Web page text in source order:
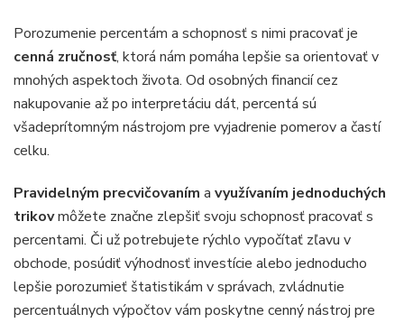
Porozumenie percentám a schopnosť s nimi pracovať je
cenná zručnosť, ktorá nám pomáha lepšie sa orientovať v
mnohých aspektoch života. Od osobných financií cez
nakupovanie až po interpretáciu dát, percentá sú
všadeprítomným nástrojom pre vyjadrenie pomerov a častí
celku.
Pravidelným precvičovaním a využívaním jednoduchých
trikovmôžete značne zlepšiť svoju schopnosť pracovať s
percentami. Či už potrebujete rýchlo vypočítať zľavu v
obchode, posúdiť výhodnosť investície alebo jednoducho
lepšie porozumieť štatistikám v správach, zvládnutie
percentuálnych výpočtov vám poskytne cenný nástroj pre